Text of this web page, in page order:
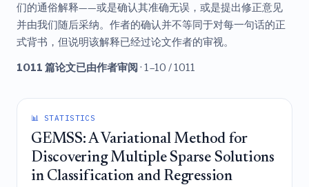
们的通俗解释——或是确认其准确无误，或是提出修正意见
并由我们随后采纳。作者的确认并不等同于对每一句话的正
式背书，但说明该解释已经过论文作者的审视。
1011 篇论文已由作者审阅 · 1–10 / 1011
📊 STATISTICS
GEMSS: A Variational Method for
Discovering Multiple Sparse Solutions
in Classification and Regression